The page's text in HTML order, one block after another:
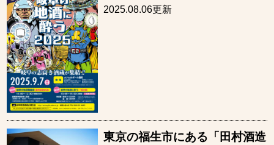
2025.08.06更新
東京の福生市にある「田村酒造